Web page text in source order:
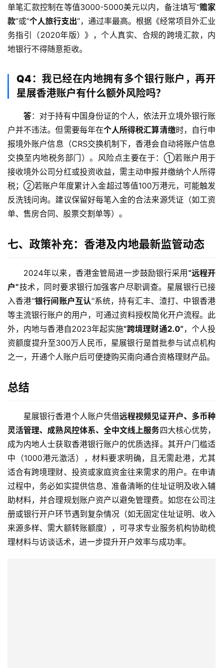
单笔汇款控制在等值3000-5000美元以内，备注填写“赡家
款”或“个人旅行支出”，通过率最高。根据《经常项目外汇业
务指引（2020年版）》，个人真实、合规的跨境汇款，内
地银行不得随意拒收。
Q4：我已经在内地拥有多个银行账户，再开
星展香港账户有什么额外风险吗？
答：对于持有中国身份证的个人，依法开立境外银行账
户并不违法。但需要每年在个人所得税汇算清缴时，自行申
报境外账户信息（CRS交换机制下，香港会自动将账户信息
交换至内地税务部门）。风险点主要在于：①若账户用于
接收境外公司分红或投资收益，需主动申报并缴纳个人所得
税；②若账户年度累计入金超过等值100万港元，可能触发
反洗钱问询。建议保留好每笔入金的合法来源凭证（如工资
单、售房合同、股票交割单等）。
七、政策补充：香港及内地最新监管动态
2024年以来，香港金管局进一步鼓励银行采用“远程开
户”技术，同时要求银行加强客户尽职调查。星展银行已接
入香港“银行间账户互认”系统，持有汇丰、渣打、中银香港
等主流银行账户的用户，可通过资料授权简化开户流程。此
外，内地与香港自2023年起实施“跨境理财通2.0”，个人投
资额度提升至300万人民币，星展银行是首批参与试点机构
之一，开通个人账户后可便捷购买南向通合资格理财产品。
总结
星展银行香港个人账户凭借远程视频见证开户、多币种
灵活管理、成熟风控体系、全中文线上服务四大核心优势，
成为内地人士获取香港银行账户的优质选择。其开户门槛适
中（1000港元激活），材料要求明确，且无需赴港，尤其
适合有跨境理财、投资或家庭资金往来需求的用户。在申请
过程中，务必如实提供信息、准备清晰的住址证明及收入辅
助材料，并合理规划账户资产以避免管理费。如您在公司注
册或银行开户环节遇到复杂情况（如无固定住址证明、收入
来源多样、需大额转账额度），可寻求专业服务机构协助梳
理材料与访谈话术，进一步提升开户效率与成功率。